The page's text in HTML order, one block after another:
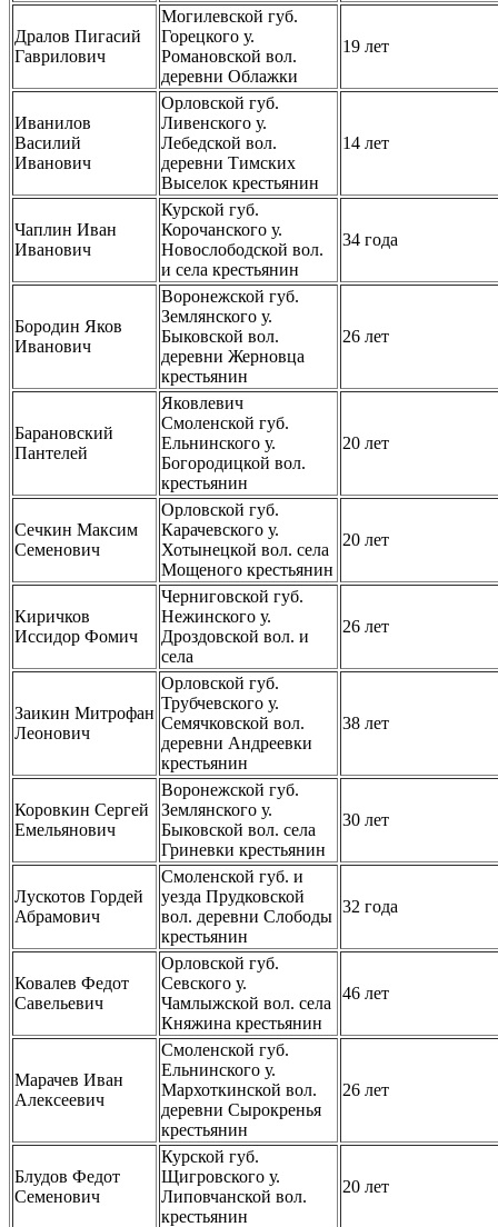
Дралов Пигасий
Гаврилович
Могилевской губ.
Горецкого у.
Романовской вол.
деревни Облажки
19 лет
Иванилов
Василий
Иванович
Орловской губ.
Ливенского у.
Лебедской вол.
деревни Тимских
Выселок крестьянин
14 лет
Чаплин Иван
Иванович
Курской губ.
Корочанского у.
Новослободской вол.
и села крестьянин
34 года
Бородин Яков
Иванович
Воронежской губ.
Землянского у.
Быковской вол.
деревни Жерновца
крестьянин
26 лет
Барановский
Пантелей
Яковлевич
Смоленской губ.
Ельнинского у.
Богородицкой вол.
крестьянин
20 лет
Сечкин Максим
Семенович
Орловской губ.
Карачевского у.
Хотынецкой вол. села
Мощеного крестьянин
20 лет
Киричков
Иссидор Фомич
Черниговской губ.
Нежинского у.
Дроздовской вол. и
села
26 лет
Заикин Митрофан
Леонович
Орловской губ.
Трубчевского у.
Семячковской вол.
деревни Андреевки
крестьянин
38 лет
Коровкин Сергей
Емельянович
Воронежской губ.
Землянского у.
Быковской вол. села
Гриневки крестьянин
30 лет
Лускотов Гордей
Абрамович
Смоленской губ. и
уезда Прудковской
вол. деревни Слободы
крестьянин
32 года
Ковалев Федот
Савельевич
Орловской губ.
Севского у.
Чамлыжской вол. села
Княжина крестьянин
46 лет
Марачев Иван
Алексеевич
Смоленской губ.
Ельнинского у.
Мархоткинской вол.
деревни Сырокренья
крестьянин
26 лет
Блудов Федот
Семенович
Курской губ.
Щигровского у.
Липовчанской вол.
крестьянин
20 лет